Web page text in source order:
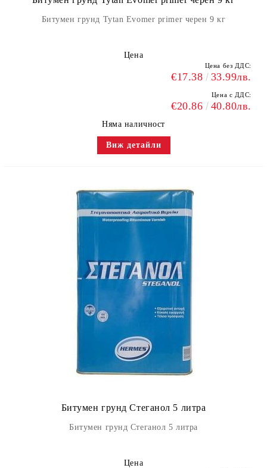
Битумен грунд Tytan Evomer primer черен 9 кг
Цена
Цена без ДДС:
€17.38 33.99лв.
Цена с ДДС:
€20.86 40.80лв.
Няма наличност
Виж детайли
Битумен грунд Стеганол 5 литра
Битумен грунд Стеганол 5 литра
Цена